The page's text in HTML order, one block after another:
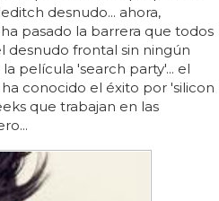
desnudo... ahora,
pasado la barrera que todos
desnudo frontal sin ningún
película 'search party'... el
conocido el éxito por 'silicon
que trabajan en las